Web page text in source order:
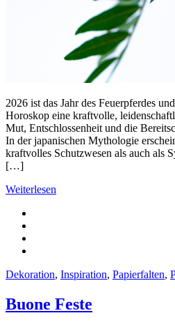
2026 ist das Jahr des Feuerpferdes
Horoskop eine kraftvolle,
Mut, Entschlossenheit und die
In der japanischen Mythologie
kraftvolles Schutzwesen als auch als
[…]
Weiterlesen
Dekoration, Inspiration, Papierfalten,
Buone Feste